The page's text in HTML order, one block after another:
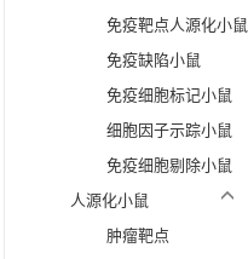
免疫靶点人源化小鼠
免疫缺陷小鼠
免疫细胞标记小鼠
细胞因子示踪小鼠
免疫细胞剔除小鼠
人源化小鼠
肿瘤靶点